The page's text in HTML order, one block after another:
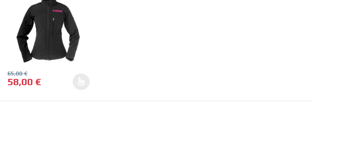
Las opciones se pueden elegir en la página de producto
58,00 €
65,00€
Este producto tiene múltiples variantes. Las opciones se pueden elegir en la página de producto
por precio: bajo a alto